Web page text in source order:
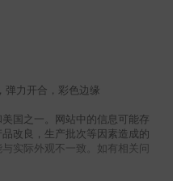
弹力开合，彩色边缘
国之一。网站中的信息可能存
改良，生产批次等因素造成的
实际外观不一致。如有相关问